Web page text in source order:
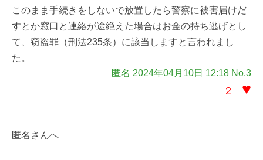
このまま手続きをしないで放置したら警察に被害届けだ
すとか窓口と連絡が途絶えた場合はお金の持ち逃げとし
て、窃盗罪（刑法235条）に該当しますと言われまし
た。
匿名 2024年04月10日 12:18 No.3
2 ♥
匿名さんへ